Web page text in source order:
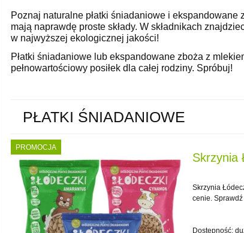
Poznaj naturalne płatki śniadaniowe i
mają naprawdę proste składy. W składnikach
w najwyższej ekologicznej jakości!
Płatki śniadaniowe lub ekspandowane zboża z
pełnowartościowy posiłek dla całej rodziny. Spróbuj!
PŁATKI ŚNIADANIOWE
Skrzynia
Skrzynia
cenie. Sprawdź
Dostępność:
PROMOCJA